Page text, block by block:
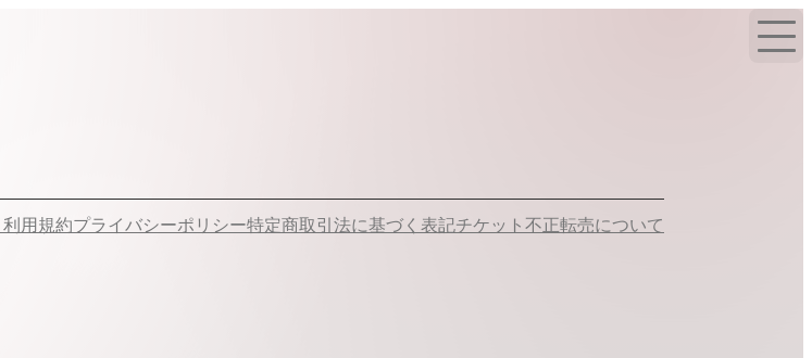
利用規約プライバシーポリシー特定商取引法に基づく表記チケット不正転売について